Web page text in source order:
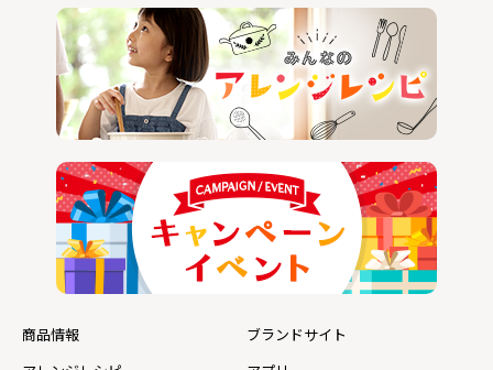
商品情報
ブランドサイト